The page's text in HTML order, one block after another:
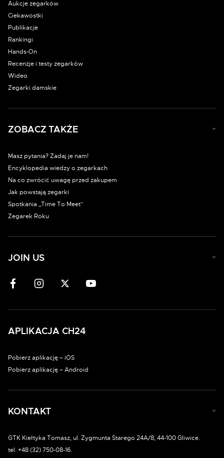
Aukcje zegarków
Ciekawostki
Publikacje
Rankingi
Hands-On
Recenzje i testy zegarków
Wideo
Zegarki damskie
ZOBACZ TAKŻE
Masz pytania? Zadaj je nam!
Encyklopedia wiedzy o zegarkach
Na co zwrócić uwagę przed zakupem
Jak powstają zegarki
Spotkania „Time To Meet”
Zegarek Roku
JOIN US
APLIKACJA CH24
Pobierz aplikację – iOS
Pobierz aplikację – Android
KONTAKT
GTK Kiełtyka Tomasz, ul. Zygmunta Starego 24A/8, 44-100 Gliwice.
tel. +48 (32) 750-08-16.